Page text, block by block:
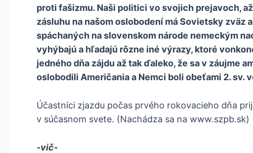
proti fašizmu. Naši politici vo svojich prejavoch,
zásluhu na našom oslobodení má Sovietsky zväz
spáchaných na slovenskom národe nemeckým
vyhýbajú a hľadajú rôzne iné výrazy, ktoré
jedného dňa zájdu až tak ďaleko, že sa v záujme
oslobodili Američania a Nemci boli obeťami 2. sv.
Účastníci zjazdu počas prvého rokovacieho dňa
v súčasnom svete. (Nachádza sa na www.szpb.sk)
-vič-